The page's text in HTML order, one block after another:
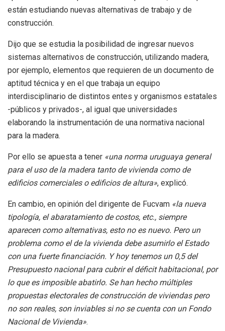
están estudiando nuevas alternativas de trabajo y de
construcción.
Dijo que se estudia la posibilidad de ingresar nuevos
sistemas alternativos de construcción, utilizando madera,
por ejemplo, elementos que requieren de un documento de
aptitud técnica y en el que trabaja un equipo
interdisciplinario de distintos entes y organismos estatales
-públicos y privados-, al igual que universidades
elaborando la instrumentación de una normativa nacional
para la madera.
Por ello se apuesta a tener «una norma uruguaya general
para el uso de la madera tanto de vivienda como de
edificios comerciales o edificios de altura», explicó.
En cambio, en opinión del dirigente de Fucvam «la nueva
tipología, el abaratamiento de costos, etc., siempre
aparecen como alternativas, esto no es nuevo. Pero un
problema como el de la vivienda debe asumirlo el Estado
con una fuerte financiación. Y hoy tenemos un 0,5 del
Presupuesto nacional para cubrir el déficit habitacional, por
lo que es imposible abatirlo. Se han hecho múltiples
propuestas electorales de construcción de viviendas pero
no son reales, son inviables si no se cuenta con un Fondo
Nacional de Vivienda».